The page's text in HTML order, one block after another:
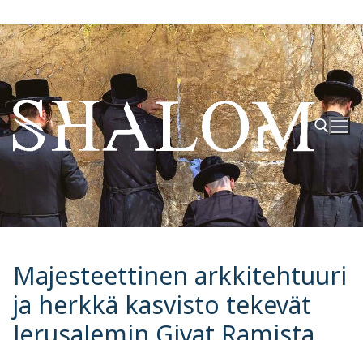
Hyppää
sisältöön
Hae:
Majesteettinen arkkitehtuuri
ja herkkä kasvisto tekevät